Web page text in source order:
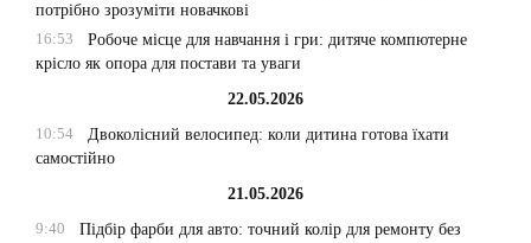
потрібно зрозуміти новачкові
16:53
Робоче місце для навчання і гри: дитяче компютерне
крісло як опора для постави та уваги
22.05.2026
10:54
Двоколісний велосипед: коли дитина готова їхати
самостійно
21.05.2026
9:40
Підбір фарби для авто: точний колір для ремонту без